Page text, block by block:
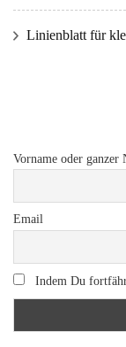
Linienblatt für
Vorname oder ganzer
Email
Indem Du